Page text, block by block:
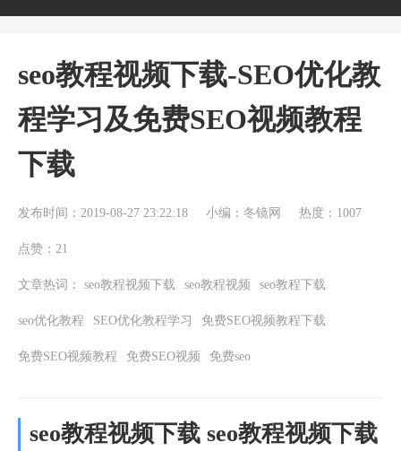
seo教程视频下载-SEO优化教
程学习及免费SEO视频教程
下载
发布时间：2019-08-27 23:22:18 小编：冬镜网 热度：1007
点赞：21
文章热词： seo教程视频下载 seo教程视频 seo教程下载
seo优化教程 SEO优化教程学习 免费SEO视频教程下载
免费SEO视频教程 免费SEO视频 免费seo
seo教程视频下载 seo教程视频下载